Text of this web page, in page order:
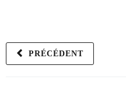
PRÉCÉDENT